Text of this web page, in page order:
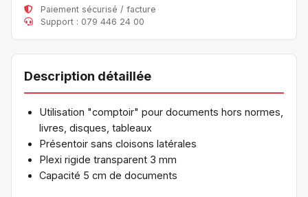
Paiement sécurisé / facture
Support : 079 446 24 00
Description détaillée
Utilisation "comptoir" pour documents hors normes,
livres, disques, tableaux
Présentoir sans cloisons latérales
Plexi rigide transparent 3 mm
Capacité 5 cm de documents